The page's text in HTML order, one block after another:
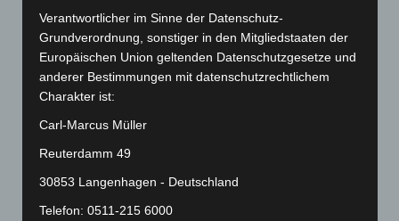
Juni 2026(139)
Mai 2026(99)
April 2026(99)
März 2026(115)
Februar 2026(109)
Januar 2026(122)
Dezember 2025(103)
November 2025(114)
Verantwortlicher im Sinne der Datenschutz-
Grundverordnung, sonstiger in den Mitgliedstaaten der
Europäischen Union geltenden Datenschutzgesetze und
anderer Bestimmungen mit datenschutzrechtlichem
Charakter ist:
Carl-Marcus Müller
Reuterdamm 49
30853 Langenhagen - Deutschland
Telefon: 0511-215 6000